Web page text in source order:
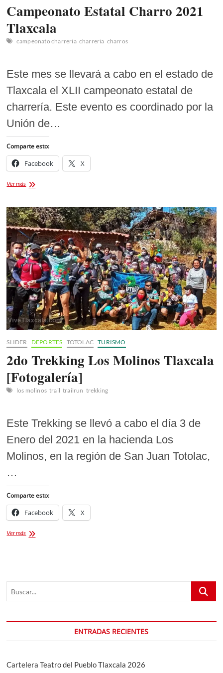
Campeonato Estatal Charro 2021
Tlaxcala
campeonato charreria charreria charros
Este mes se llevará a cabo en el estado de
Tlaxcala el XLII campeonato estatal de
charrería. Este evento es coordinado por la
Unión de…
Comparte esto:
Facebook X
Ver másCampeonato
2021
Tlaxcala
SLIDER DEPORTES TOTOLAC TURISMO
2do Trekking Los Molinos Tlaxcala
[Fotogalería]
los molinos trail trailrun trekking
Este Trekking se llevó a cabo el día 3 de
Enero del 2021 en la hacienda Los
Molinos, en la región de San Juan Totolac,
…
Comparte esto:
Facebook X
Ver más2do
Buscar...
ENTRADAS RECIENTES
Cartelera Teatro del Pueblo Tlaxcala 2026